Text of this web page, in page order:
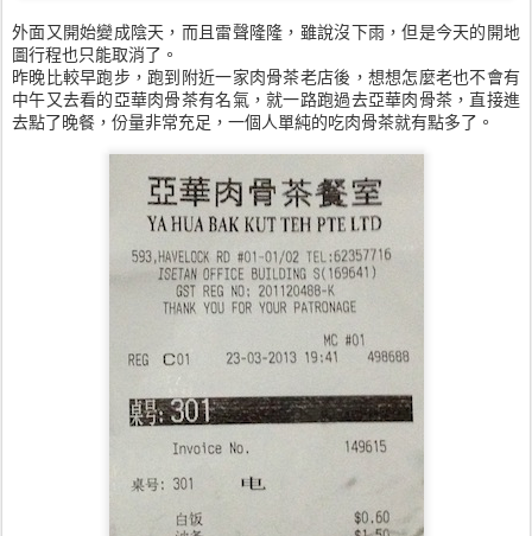
外面又開始變成陰天，而且雷聲隆隆，雖說沒下雨，但是今天的開地
圖行程也只能取消了。
昨晚比較早跑步，跑到附近一家肉骨茶老店後，想想怎麼老也不會有
中午又去看的亞華肉骨茶有名氣，就一路跑過去亞華肉骨茶，直接進
去點了晚餐，份量非常充足，一個人單純的吃肉骨茶就有點多了。